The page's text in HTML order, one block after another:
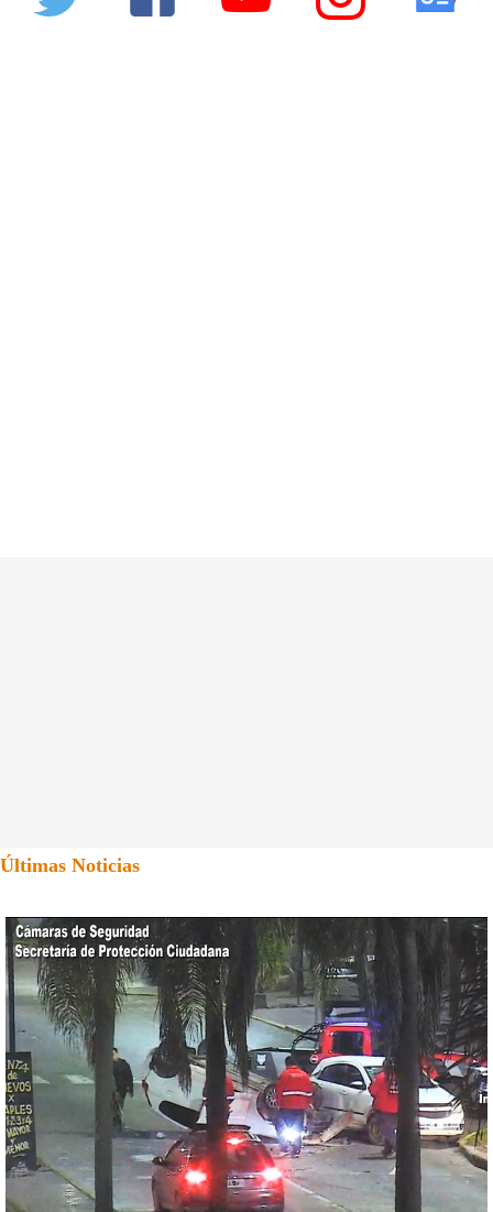
Últimas Noticias